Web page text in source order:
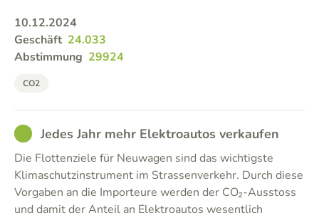
10.12.2024
Geschäft 24.033
Abstimmung 29924
CO2
GOODJedes Jahr mehr Elektroautos verkaufen
Die Flottenziele für Neuwagen sind das wichtigste
Klimaschutzinstrument im Strassenverkehr. Durch diese
Vorgaben an die Importeure werden der CO₂-Ausstoss
und damit der Anteil an Elektroautos wesentlich